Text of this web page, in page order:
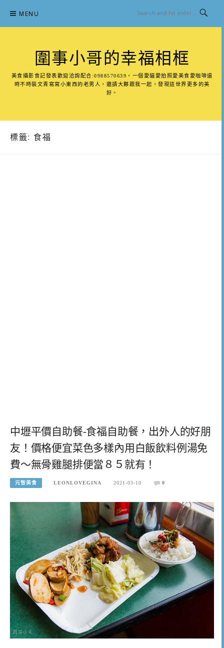
content
MENU
圍事小哥的幸福相框
美食攝影食記發表歡迎洽詢配合:0988570639。一個愛貓愛拍照愛美食愛咖啡還
時不時裝文青寫寫小東西的老男人，邀請大夥跟我一起，發現這世界更多的美
好。
標籤: 食福
中壢平價自助餐-食福自助餐，出外人的好朋
友！價格便宜菜色多樣內用白飯飲料例湯免
費～無骨雞腿排便當８５就有！
元智美食 LEONLOVEGINA 2021-03-10 0